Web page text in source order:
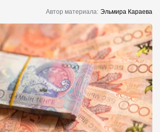
Автор материала: Эльмира Караева